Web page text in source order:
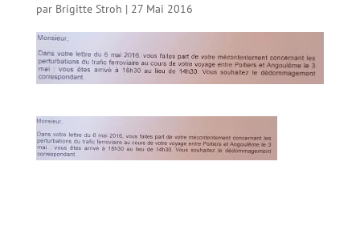
par Brigitte Stroh | 27 Mai 2016